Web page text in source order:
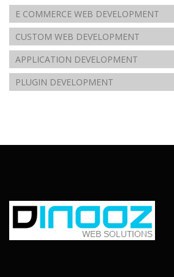
E COMMERCE WEB DEVELOPMENT
CUSTOM WEB DEVELOPMENT
APPLICATION DEVELOPMENT
PLUGIN DEVELOPMENT